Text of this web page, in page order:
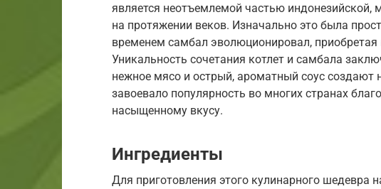
является неотъемлемой частью индонезийской,
на протяжении веков. Изначально это была
временем самбал эволюционировал,
Уникальность сочетания котлет и самбала
нежное мясо и острый, ароматный соус
завоевало популярность во многих странах
насыщенному вкусу.
Ингредиенты
Для приготовления этого кулинарного шедевра